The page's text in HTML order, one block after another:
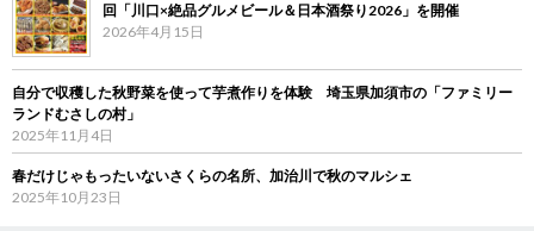
回「川口×絶品グルメビール＆日本酒祭り2026」を開催
2026年4月15日
自分で収穫した秋野菜を使って芋煮作りを体験 埼玉県加須市の「ファミリー
ランドむさしの村」
2025年11月4日
春だけじゃもったいないさくらの名所、加治川で秋のマルシェ
2025年10月23日